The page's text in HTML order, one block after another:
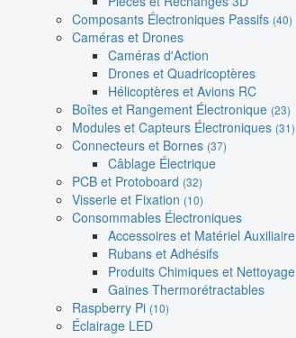
Composants Électroniques Passifs (40)
Caméras et Drones
Caméras d'Action
Drones et Quadricoptères
Hélicoptères et Avions RC
Boîtes et Rangement Électronique (23)
Modules et Capteurs Électroniques (31)
Connecteurs et Bornes (37)
Câblage Électrique
PCB et Protoboard (32)
Visserie et Fixation (10)
Consommables Électroniques
Accessoires et Matériel Auxiliaire
Rubans et Adhésifs
Produits Chimiques et Nettoyage
Gaines Thermorétractables
Raspberry Pi (10)
Éclairage LED